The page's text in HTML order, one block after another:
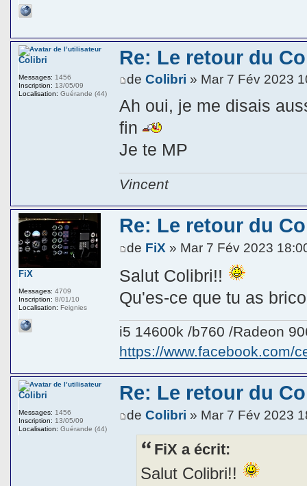
Re: Le retour du
deColibri » Mar 7 Fév 2023
Ah oui, je me disais
fin
Je te MP
Vincent
Colibri
Messages: 1456
Inscription: 13/05/09
Localisation: Guérande (44)
Re: Le retour du
de FiX » Mar 7 Fév 2023
Salut Colibri!!
Qu'es-ce que tu as
i5 14600k /b760 /Radeon
https://www.facebook.com/
FiX
Messages: 4709
Inscription: 8/01/10
Localisation: Feignies
Re: Le retour du
deColibri » Mar 7 Fév 2023
FiX a écrit:
Salut Colibri!!
Colibri
Messages: 1456
Inscription: 13/05/09
Localisation: Guérande (44)